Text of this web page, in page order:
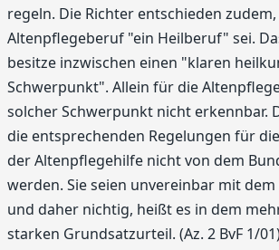
regeln. Die Richter entschieden
Altenpflegeberuf "ein Heilberuf" sei.
besitze inzwischen einen "klaren
Schwerpunkt". Allein für die
solcher Schwerpunkt nicht erkennbar.
die entsprechenden Regelungen für die
der Altenpflegehilfe nicht von dem
werden. Sie seien unvereinbar mit
und daher nichtig, heißt es in dem
starken Grundsatzurteil. (Az. 2 BvF 1/